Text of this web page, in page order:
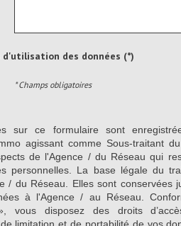
des données (*)
* Champs obligatoires
sur ce formulaire sont
agissant comme Sous-traitant
de l'Agence / du Réseau qui
personnelles. La base légale du
/ du Réseau. Elles sont conservées
à l'Agence / au Réseau.
vous disposez des droits